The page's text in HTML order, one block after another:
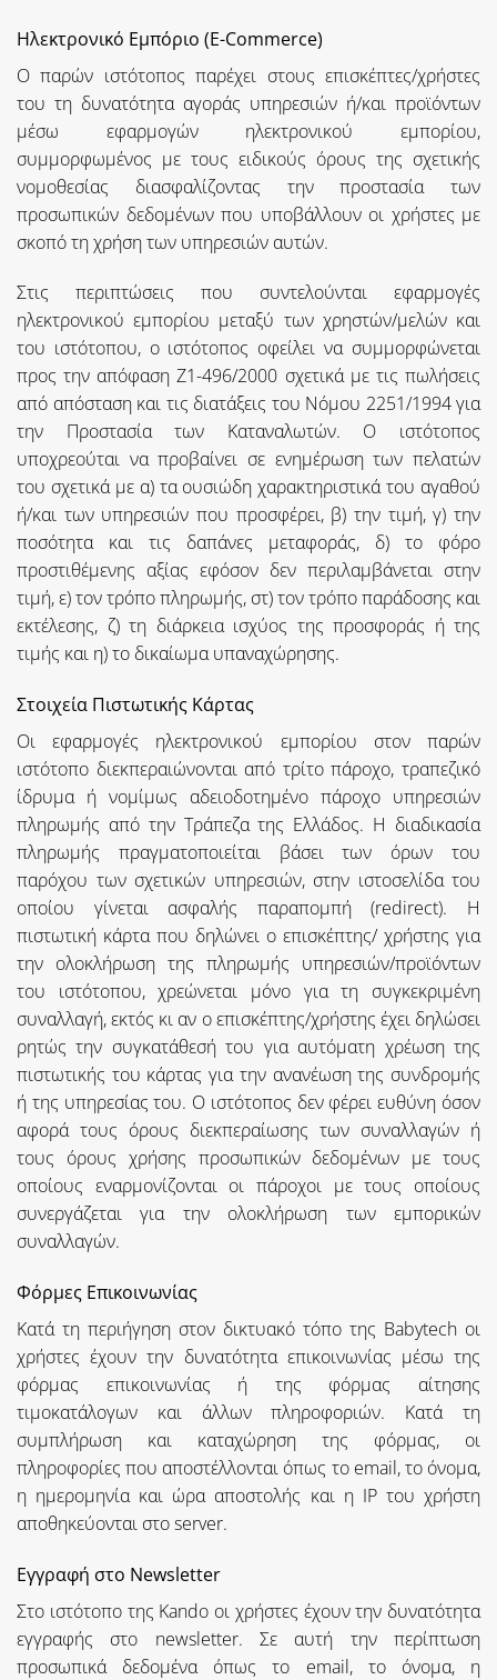
Ηλεκτρονικό Εμπόριο (E-Commerce)
Ο παρών ιστότοπος παρέχει στους επισκέπτες/χρήστες
του τη δυνατότητα αγοράς υπηρεσιών ή/και προϊόντων
μέσω εφαρμογών ηλεκτρονικού εμπορίου,
συμμορφωμένος με τους ειδικούς όρους της σχετικής
νομοθεσίας διασφαλίζοντας την προστασία των
προσωπικών δεδομένων που υποβάλλουν οι χρήστες με
σκοπό τη χρήση των υπηρεσιών αυτών.
Στις περιπτώσεις που συντελούνται εφαρμογές
ηλεκτρονικού εμπορίου μεταξύ των χρηστών/μελών και
του ιστότοπου, ο ιστότοπος οφείλει να συμμορφώνεται
προς την απόφαση Ζ1-496/2000 σχετικά με τις πωλήσεις
από απόσταση και τις διατάξεις του Νόμου 2251/1994 για
την Προστασία των Καταναλωτών. Ο ιστότοπος
υποχρεούται να προβαίνει σε ενημέρωση των πελατών
του σχετικά με α) τα ουσιώδη χαρακτηριστικά του αγαθού
ή/και των υπηρεσιών που προσφέρει, β) την τιμή, γ) την
ποσότητα και τις δαπάνες μεταφοράς, δ) το φόρο
προστιθέμενης αξίας εφόσον δεν περιλαμβάνεται στην
τιμή, ε) τον τρόπο πληρωμής, στ) τον τρόπο παράδοσης και
εκτέλεσης, ζ) τη διάρκεια ισχύος της προσφοράς ή της
τιμής και η) το δικαίωμα υπαναχώρησης.
Στοιχεία Πιστωτικής Κάρτας
Οι εφαρμογές ηλεκτρονικού εμπορίου στον παρών
ιστότοπο διεκπεραιώνονται από τρίτο πάροχο, τραπεζικό
ίδρυμα ή νομίμως αδειοδοτημένο πάροχο υπηρεσιών
πληρωμής από την Τράπεζα της Ελλάδος. Η διαδικασία
πληρωμής πραγματοποιείται βάσει των όρων του
παρόχου των σχετικών υπηρεσιών, στην ιστοσελίδα του
οποίου γίνεται ασφαλής παραπομπή (redirect). Η
πιστωτική κάρτα που δηλώνει ο επισκέπτης/ χρήστης για
την ολοκλήρωση της πληρωμής υπηρεσιών/προϊόντων
του ιστότοπου, χρεώνεται μόνο για τη συγκεκριμένη
συναλλαγή, εκτός κι αν ο επισκέπτης/χρήστης έχει δηλώσει
ρητώς την συγκατάθεσή του για αυτόματη χρέωση της
πιστωτικής του κάρτας για την ανανέωση της συνδρομής
ή της υπηρεσίας του. Ο ιστότοπος δεν φέρει ευθύνη όσον
αφορά τους όρους διεκπεραίωσης των συναλλαγών ή
τους όρους χρήσης προσωπικών δεδομένων με τους
οποίους εναρμονίζονται οι πάροχοι με τους οποίους
συνεργάζεται για την ολοκλήρωση των εμπορικών
συναλλαγών.
Φόρμες Επικοινωνίας
Κατά τη περιήγηση στον δικτυακό τόπο της Babytech οι
χρήστες έχουν την δυνατότητα επικοινωνίας μέσω της
φόρμας επικοινωνίας ή της φόρμας αίτησης
τιμοκατάλογων και άλλων πληροφοριών. Κατά τη
συμπλήρωση και καταχώρηση της φόρμας, οι
πληροφορίες που αποστέλλονται όπως το email, το όνομα,
η ημερομηνία και ώρα αποστολής και η IP του χρήστη
αποθηκεύονται στο server.
Εγγραφή στο Νewsletter
Στο ιστότοπο της Kando οι χρήστες έχουν την δυνατότητα
εγγραφής στο newsletter. Σε αυτή την περίπτωση
προσωπικά δεδομένα όπως το email, το όνομα, η